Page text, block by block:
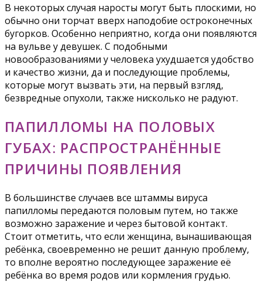
В некоторых случая наросты могут быть плоскими, но
обычно они торчат вверх наподобие остроконечных
бугорков. Особенно неприятно, когда они появляются
на вульве у девушек. С подобными
новообразованиями у человека ухудшается удобство
и качество жизни, да и последующие проблемы,
которые могут вызвать эти, на первый взгляд,
безвредные опухоли, также нисколько не радуют.
ПАПИЛЛОМЫ НА ПОЛОВЫХ
ГУБАХ: РАСПРОСТРАНЁННЫЕ
ПРИЧИНЫ ПОЯВЛЕНИЯ
В большинстве случаев все штаммы вируса
папилломы передаются половым путем, но также
возможно заражение и через бытовой контакт.
Стоит отметить, что если женщина, вынашивающая
ребёнка, своевременно не решит данную проблему,
то вполне вероятно последующее заражение её
ребёнка во время родов или кормления грудью.